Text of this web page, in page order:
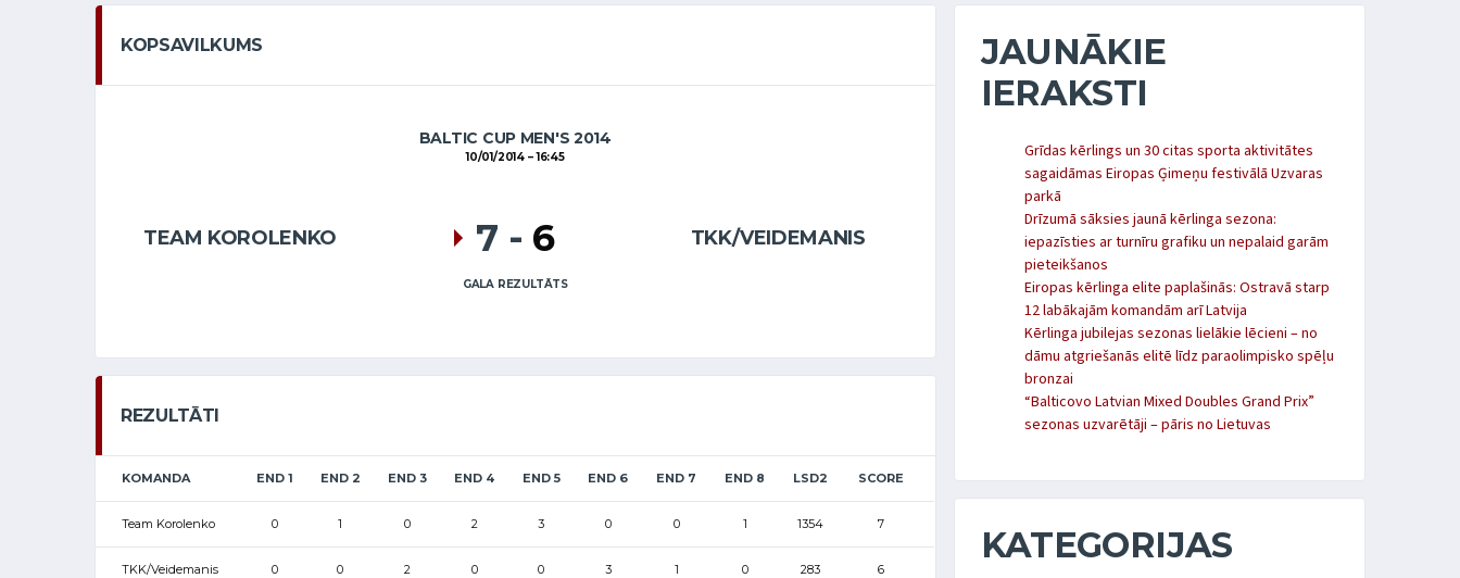
KOPSAVILKUMS
BALTIC CUP MEN'S 2014
10/01/2014 16:45
TEAM KOROLENKO TKK/VEIDEMANIS
7 - 6
GALA REZULTĀTS
REZULTĀTI
KOMANDA END 1 END 2 END 3 END 4 END 5 END 6 END 7 END 8 LSD2 SCORE
Team Korolenko 0 1 0 2 3 0 0 1 1354 7
TKK/Veidemanis 0 0 2 0 0 3 1 0 283 6
JAUNĀKIE
IERAKSTI
Grīdas kērlings un 30 citas sporta aktivitātes
sagaidāmas Eiropas Ģimeņu festivālā Uzvaras
parkā
Drīzumā sāksies jaunā kērlinga sezona:
iepazīsties ar turnīru grafiku un nepalaid garām
pieteikšanos
Eiropas kērlinga elite paplašinās: Ostravā starp
12 labākajām komandām arī Latvija
Kērlinga jubilejas sezonas lielākie lēcieni – no
dāmu atgriešanās elitē līdz paraolimpisko spēļu
bronzai
“Balticovo Latvian Mixed Doubles Grand Prix”
sezonas uzvarētāji – pāris no Lietuvas
KATEGORIJAS